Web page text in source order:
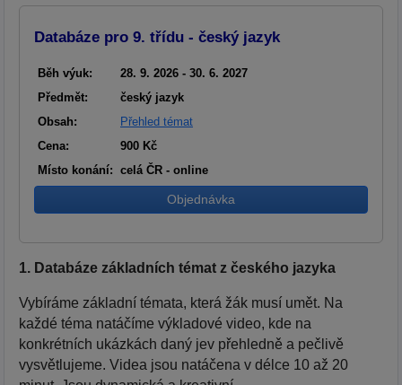
1. Databáze základních témat z českého jazyka
Vybíráme základní témata, která žák musí umět. Na
každé téma natáčíme výkladové video, kde na
konkrétních ukázkách daný jev přehledně a pečlivě
vysvětlujeme. Videa jsou natáčena v délce 10 až 20
Databáze pro 9. třídu - český jazyk
Běh výuk:
28. 9. 2026 - 30. 6. 2027
Předmět:
český jazyk
Obsah:
Přehled témat
Cena:
900 Kč
Místo konání: celá ČR - online
Objednávka